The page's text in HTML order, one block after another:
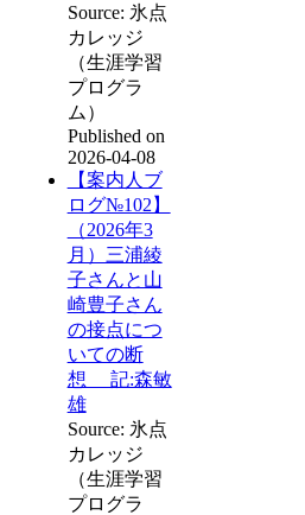
Source: 氷点
カレッジ
（生涯学習
プログラ
ム）
Published on
2026-04-08
【案内人ブ
ログ№102】
（2026年3
月）三浦綾
子さんと山
崎豊子さん
の接点につ
いての断
想 記:森敏
雄
Source: 氷点
カレッジ
（生涯学習
プログラ